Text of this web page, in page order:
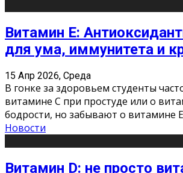
Витамин Е:
для ума, иммунитета и
15 Апр 2026, Среда
В гонке за здоровьем студенты
витамине С при простуде или о
бодрости, но забывают о витамине
Новости
Витамин D: не просто